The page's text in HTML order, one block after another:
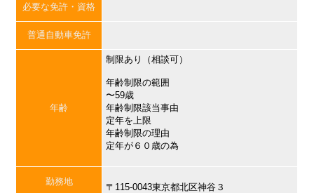
必要な免許・資格
普通自動車免許
年齢
制限あり（相談可）
年齢制限の範囲
〜59歳
年齢制限該当事由
定年を上限
年齢制限の理由
定年が６０歳の為
勤務地
〒115-0043東京都北区神谷３